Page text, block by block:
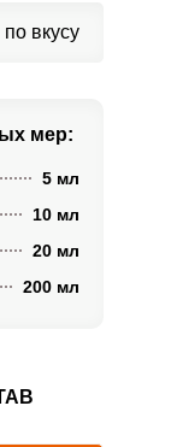
по вкусу
мер:
5 мл
10 мл
20 мл
200 мл